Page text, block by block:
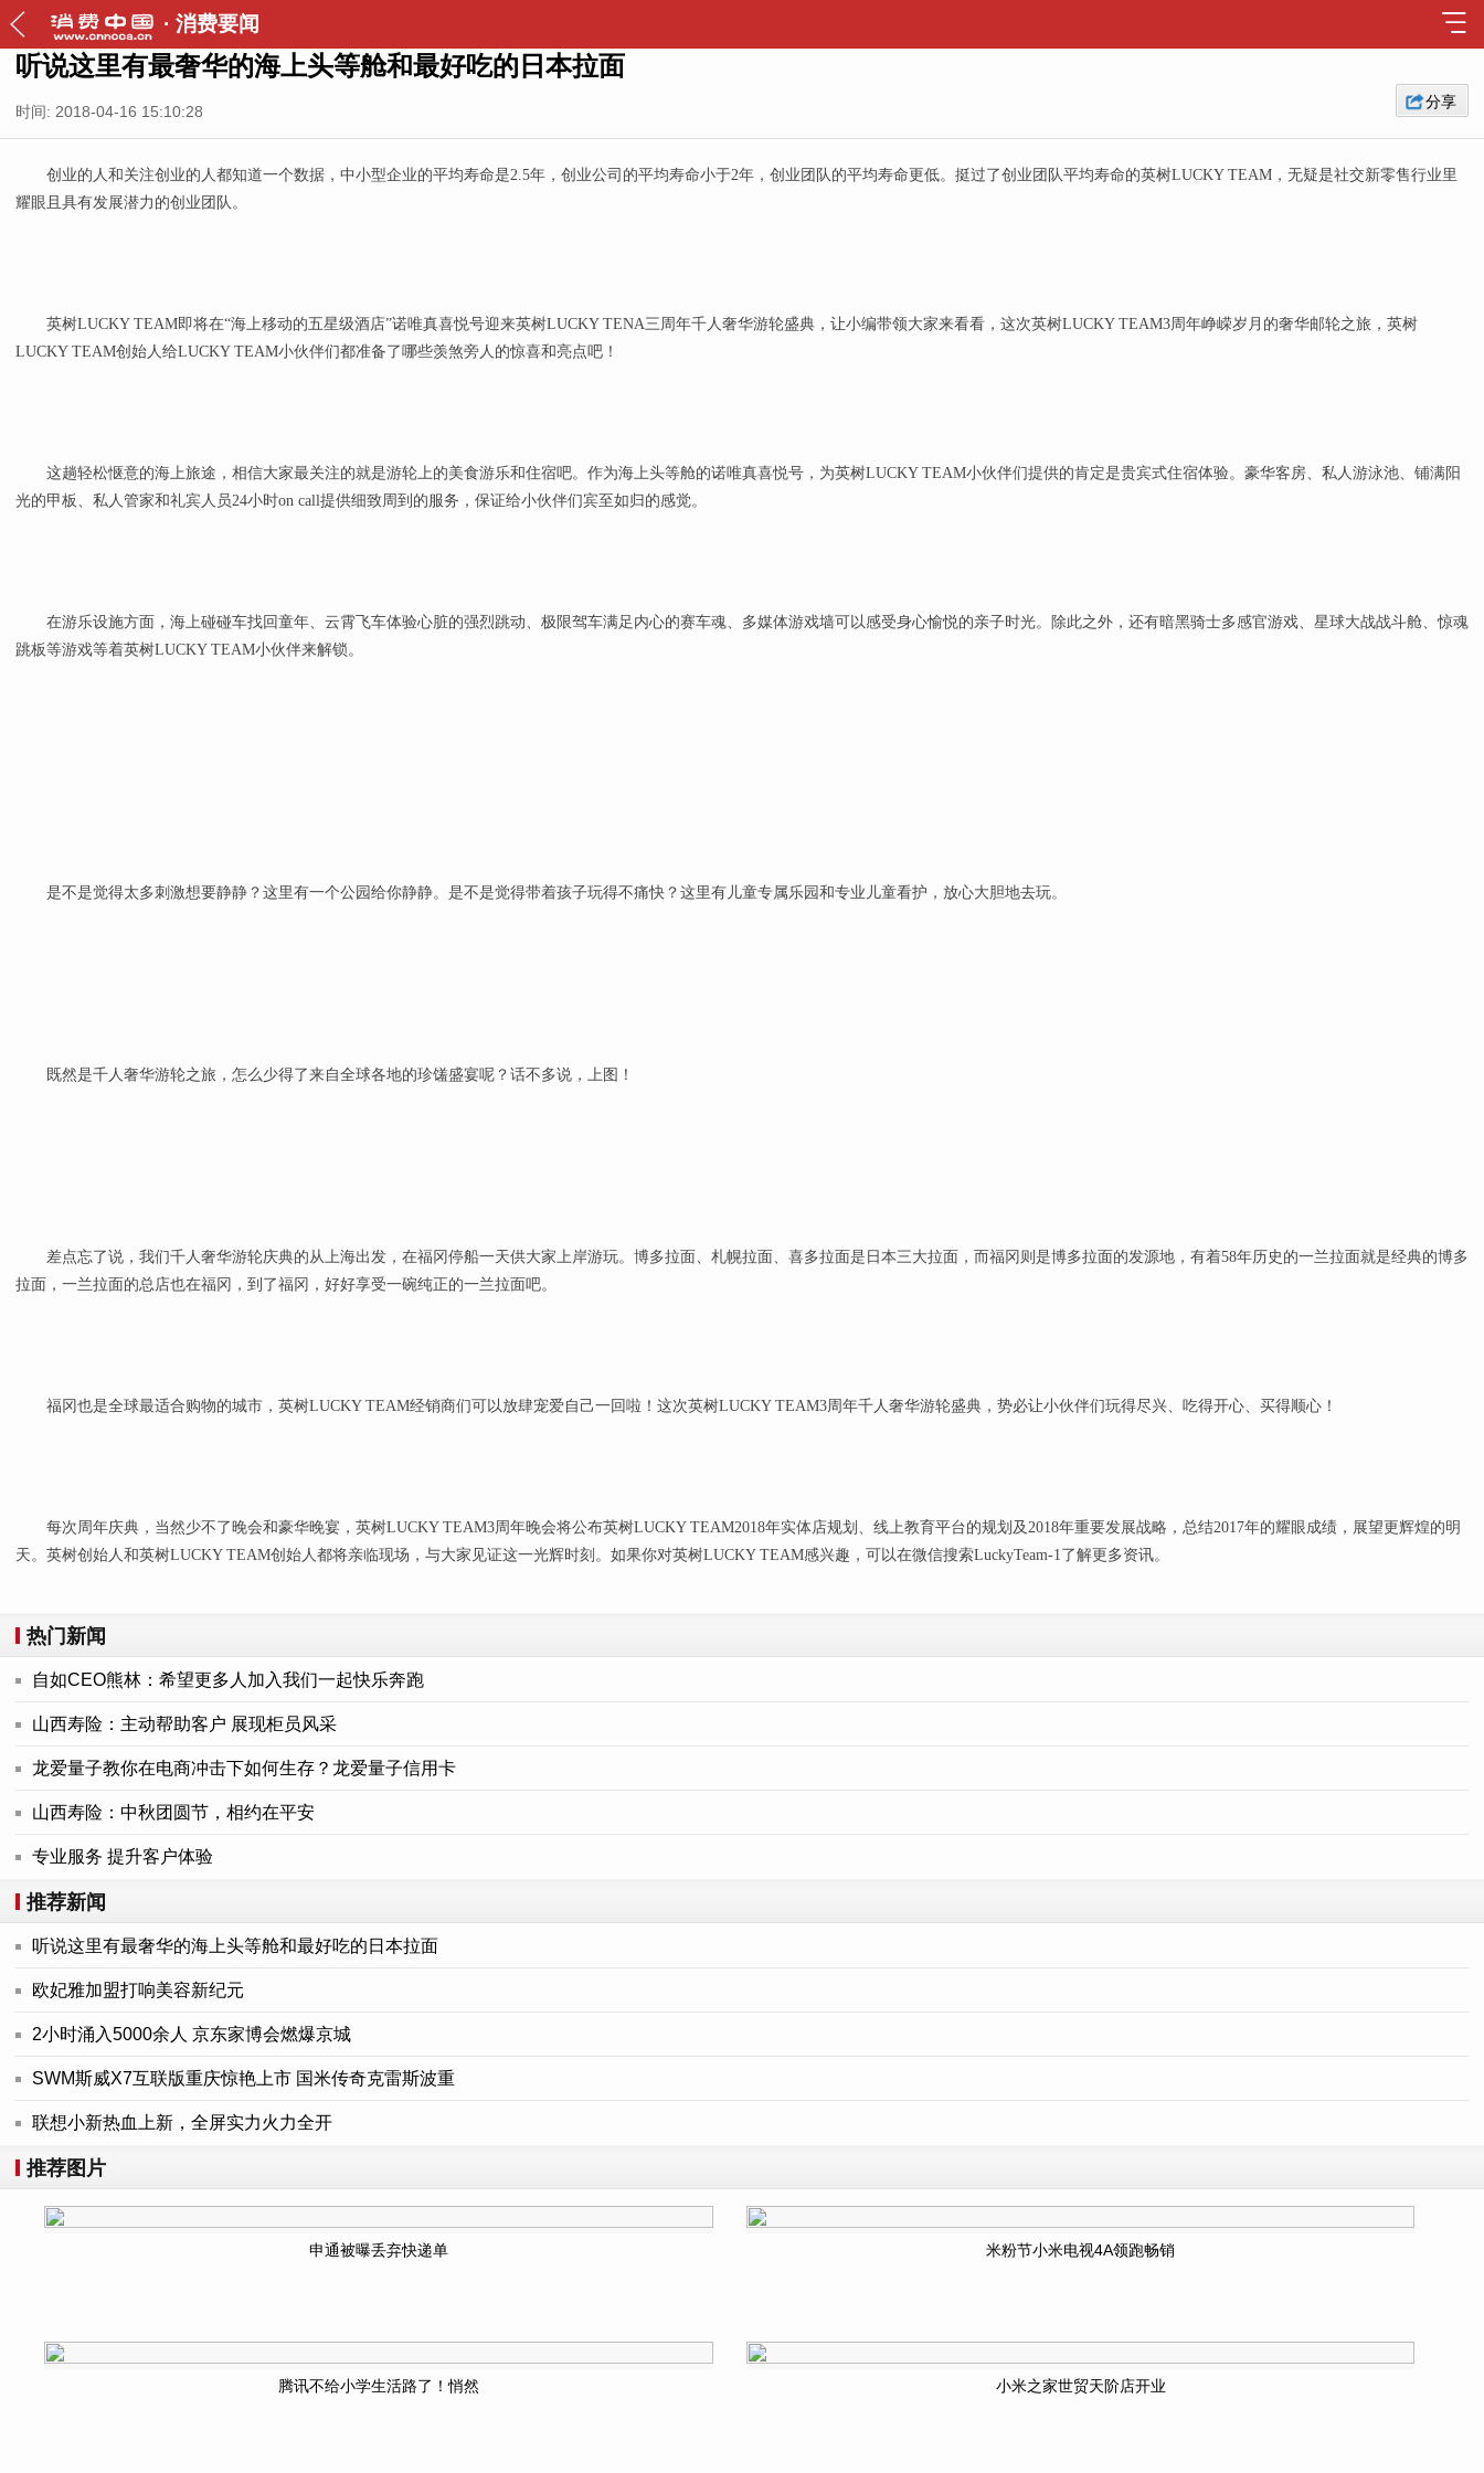
· 消费要闻
听说这里有最奢华的海上头等舱和最好吃的日本拉面
时间: 2018-04-16 15:10:28
分享
创业的人和关注创业的人都知道一个数据，中小型企业的平均寿命是2.5年，创业公司的平均寿命小于2年，创业团队的平均寿命更低。挺过了创业团队平均寿命的英树LUCKY TEAM，无疑是社交新零售行业里
耀眼且具有发展潜力的创业团队。
英树LUCKY TEAM即将在“海上移动的五星级酒店”诺唯真喜悦号迎来英树LUCKY TENA三周年千人奢华游轮盛典，让小编带领大家来看看，这次英树LUCKY TEAM3周年峥嵘岁月的奢华邮轮之旅，英树
LUCKY TEAM创始人给LUCKY TEAM小伙伴们都准备了哪些羡煞旁人的惊喜和亮点吧！
这趟轻松惬意的海上旅途，相信大家最关注的就是游轮上的美食游乐和住宿吧。作为海上头等舱的诺唯真喜悦号，为英树LUCKY TEAM小伙伴们提供的肯定是贵宾式住宿体验。豪华客房、私人游泳池、铺满阳
光的甲板、私人管家和礼宾人员24小时on call提供细致周到的服务，保证给小伙伴们宾至如归的感觉。
在游乐设施方面，海上碰碰车找回童年、云霄飞车体验心脏的强烈跳动、极限驾车满足内心的赛车魂、多媒体游戏墙可以感受身心愉悦的亲子时光。除此之外，还有暗黑骑士多感官游戏、星球大战战斗舱、惊魂
跳板等游戏等着英树LUCKY TEAM小伙伴来解锁。
是不是觉得太多刺激想要静静？这里有一个公园给你静静。是不是觉得带着孩子玩得不痛快？这里有儿童专属乐园和专业儿童看护，放心大胆地去玩。
既然是千人奢华游轮之旅，怎么少得了来自全球各地的珍馐盛宴呢？话不多说，上图！
差点忘了说，我们千人奢华游轮庆典的从上海出发，在福冈停船一天供大家上岸游玩。博多拉面、札幌拉面、喜多拉面是日本三大拉面，而福冈则是博多拉面的发源地，有着58年历史的一兰拉面就是经典的博多
拉面，一兰拉面的总店也在福冈，到了福冈，好好享受一碗纯正的一兰拉面吧。
福冈也是全球最适合购物的城市，英树LUCKY TEAM经销商们可以放肆宠爱自己一回啦！这次英树LUCKY TEAM3周年千人奢华游轮盛典，势必让小伙伴们玩得尽兴、吃得开心、买得顺心！
每次周年庆典，当然少不了晚会和豪华晚宴，英树LUCKY TEAM3周年晚会将公布英树LUCKY TEAM2018年实体店规划、线上教育平台的规划及2018年重要发展战略，总结2017年的耀眼成绩，展望更辉煌的明
天。英树创始人和英树LUCKY TEAM创始人都将亲临现场，与大家见证这一光辉时刻。如果你对英树LUCKY TEAM感兴趣，可以在微信搜索LuckyTeam-1了解更多资讯。
热门新闻
自如CEO熊林：希望更多人加入我们一起快乐奔跑
山西寿险：主动帮助客户 展现柜员风采
龙爱量子教你在电商冲击下如何生存？龙爱量子信用卡
山西寿险：中秋团圆节，相约在平安
专业服务 提升客户体验
推荐新闻
听说这里有最奢华的海上头等舱和最好吃的日本拉面
欧妃雅加盟打响美容新纪元
2小时涌入5000余人 京东家博会燃爆京城
SWM斯威X7互联版重庆惊艳上市 国米传奇克雷斯波重
联想小新热血上新，全屏实力火力全开
推荐图片
申通被曝丢弃快递单 米粉节小米电视4A领跑畅销
腾讯不给小学生活路了！悄然 小米之家世贸天阶店开业